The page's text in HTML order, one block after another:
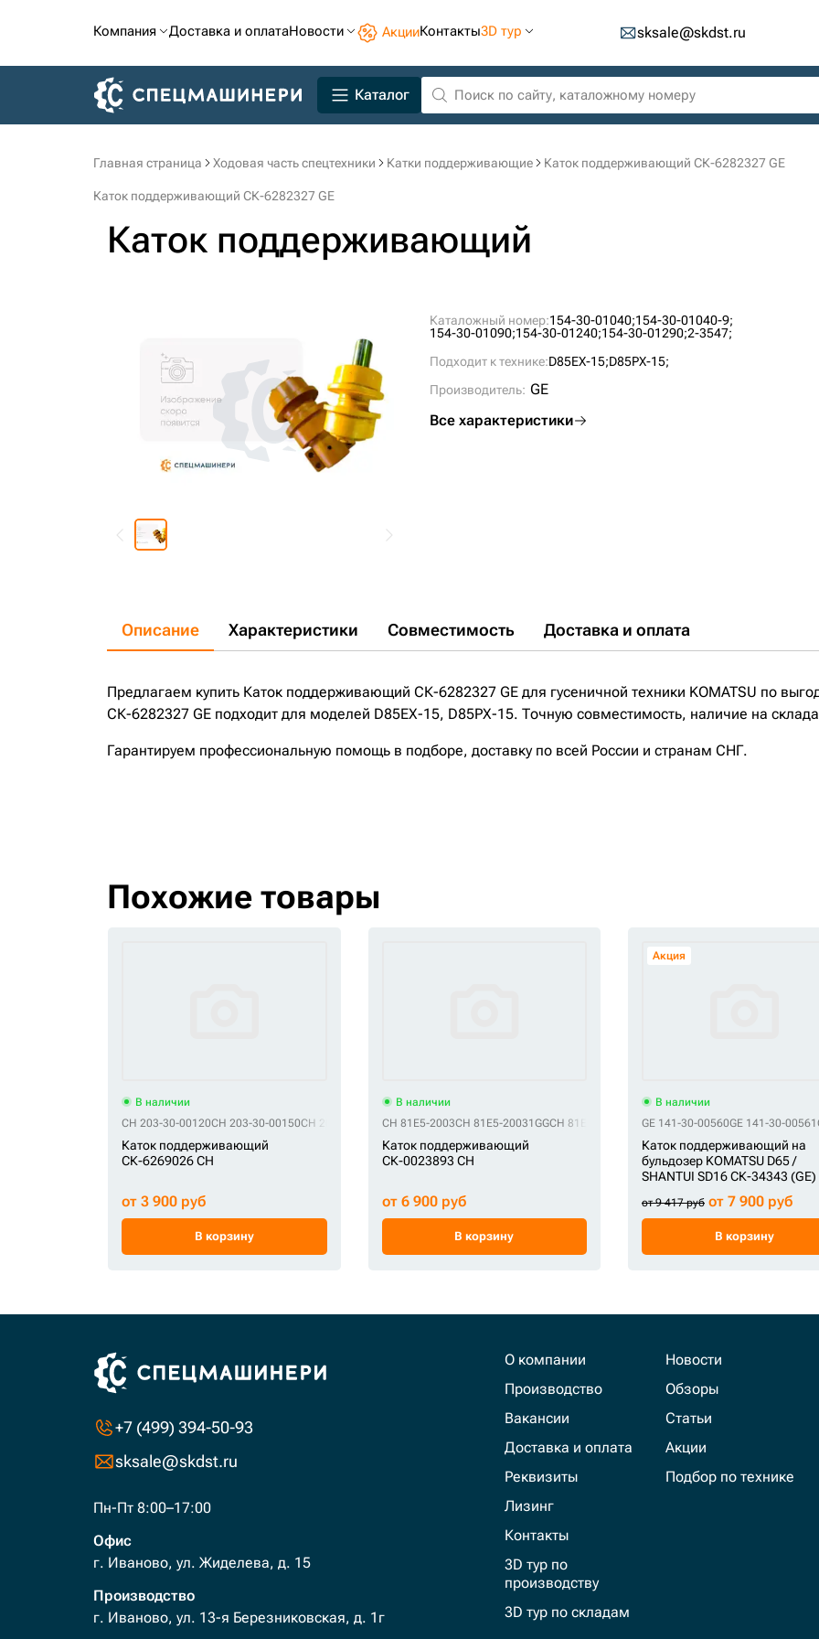
Компания Доставка и оплатаНовости АкцииКонтакты3D тур sksale@skdst.ru
Каталог
Главная страница Ходовая часть спецтехники Катки поддерживающие Каток поддерживающий СК-6282327 GE
Каток поддерживающий СК-6282327 GE
Каток поддерживающий
Каталожный номер:154-30-01040;154-30-01040-9;
154-30-01090;154-30-01240;154-30-01290;2-3547;
Подходит к технике:D85EX-15;D85PX-15;
Производитель: GE
Все характеристики
Описание Характеристики Совместимость Доставка и оплата
Предлагаем купить Каток поддерживающий СК-6282327 GE для гусеничной техники KOMATSU по
СК-6282327 GE подходит для моделей D85EX-15, D85PX-15. Точную совместимость, наличие на
Гарантируем профессиональную помощь в подборе, доставку по всей России и странам СНГ.
Похожие товары
В наличии
CH 203-30-00120CH 203-30-00150CH 203-30-00230CH 203-30-00231CH 203-30-43000CH 203-30-53001 CH 2175039CH 226-30-13500
Каток поддерживающий
СК-6269026 CH
от 3 900 руб
В корзину
В наличии
CH 81E5-2003CH 81E5-20031GGCH 81E5-2301 CH 81E9-17030
Каток поддерживающий
СК-0023893 CH
от 6 900 руб
В корзину
Акция
В наличии
GE 141-30-00560GE 141-30-00561
Каток поддерживающий на
бульдозер KOMATSU D65 /
SHANTUI SD16 СК-34343 (GE)
от 9 417 руб от 7 900 руб
В корзину
+7 (499) 394-50-93
sksale@skdst.ru
Пн-Пт 8:00–17:00
Офис
г. Иваново, ул. Жиделева, д. 15
Производство
г. Иваново, ул. 13-я Березниковская, д. 1г
О компании
Производство
Вакансии
Доставка и оплата
Реквизиты
Лизинг
Контакты
3D тур по
производству
3D тур по складам
Новости
Обзоры
Статьи
Акции
Подбор по технике